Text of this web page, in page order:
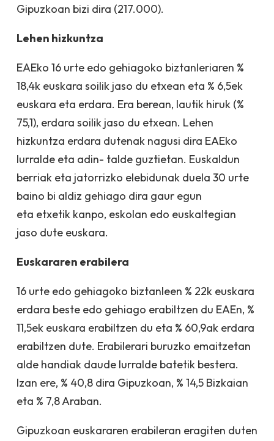
Gipuzkoan bizi dira (217.000).
Lehen hizkuntza
EAEko 16 urte edo gehiagoko biztanleriaren %
18,4k euskara soilik jaso du etxean eta % 6,5ek
euskara eta erdara. Era berean, lautik hiruk (%
75,1), erdara soilik jaso du etxean. Lehen
hizkuntza erdara dutenak nagusi dira EAEko
lurralde eta adin- talde guztietan. Euskaldun
berriak eta jatorrizko elebidunak duela 30 urte
baino bi aldiz gehiago dira gaur egun
eta etxetik kanpo, eskolan edo euskaltegian
jaso dute euskara.
Euskararen erabilera
16 urte edo gehiagoko biztanleen % 22k euskara
erdara beste edo gehiago erabiltzen du EAEn, %
11,5ek euskara erabiltzen du eta % 60,9ak erdara
erabiltzen dute. Erabilerari buruzko emaitzetan
alde handiak daude lurralde batetik bestera.
Izan ere, % 40,8 dira Gipuzkoan, % 14,5 Bizkaian
eta % 7,8 Araban.
Gipuzkoan euskararen erabileran eragiten duten